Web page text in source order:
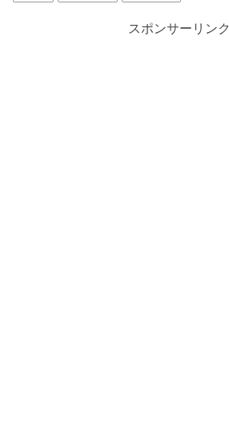
スポンサーリンク